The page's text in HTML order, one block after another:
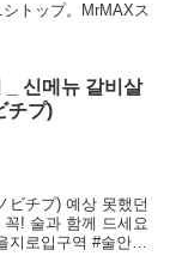
トップ。MrMAXス
_ 신메뉴 갈비살
チプ)
ビチプ) 예상 못했던
! 술과 함께 드세요
지로입구역 #술안주